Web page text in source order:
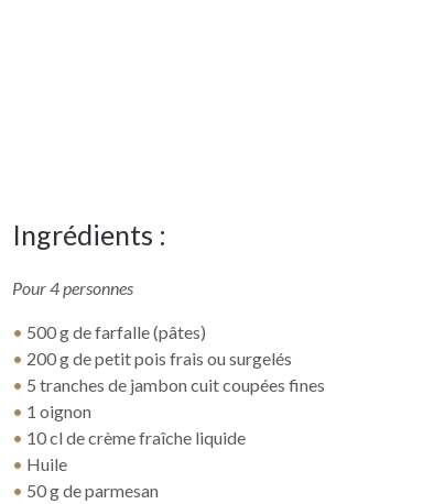
Ingrédients :
Pour 4 personnes
• 500 g de farfalle (pâtes)
• 200 g de petit pois frais ou surgelés
• 5 tranches de jambon cuit coupées fines
• 1 oignon
• 10 cl de crème fraîche liquide
• Huile
• 50 g de parmesan